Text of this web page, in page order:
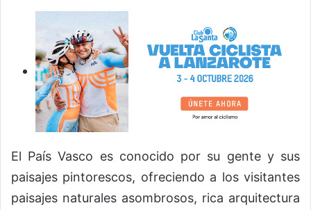
El País Vasco es conocido por su gente y sus
paisajes pintorescos, ofreciendo a los visitantes
paisajes naturales asombrosos, rica arquitectura